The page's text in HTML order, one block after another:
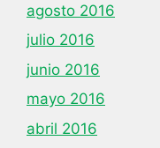
agosto 2016
julio 2016
junio 2016
mayo 2016
abril 2016